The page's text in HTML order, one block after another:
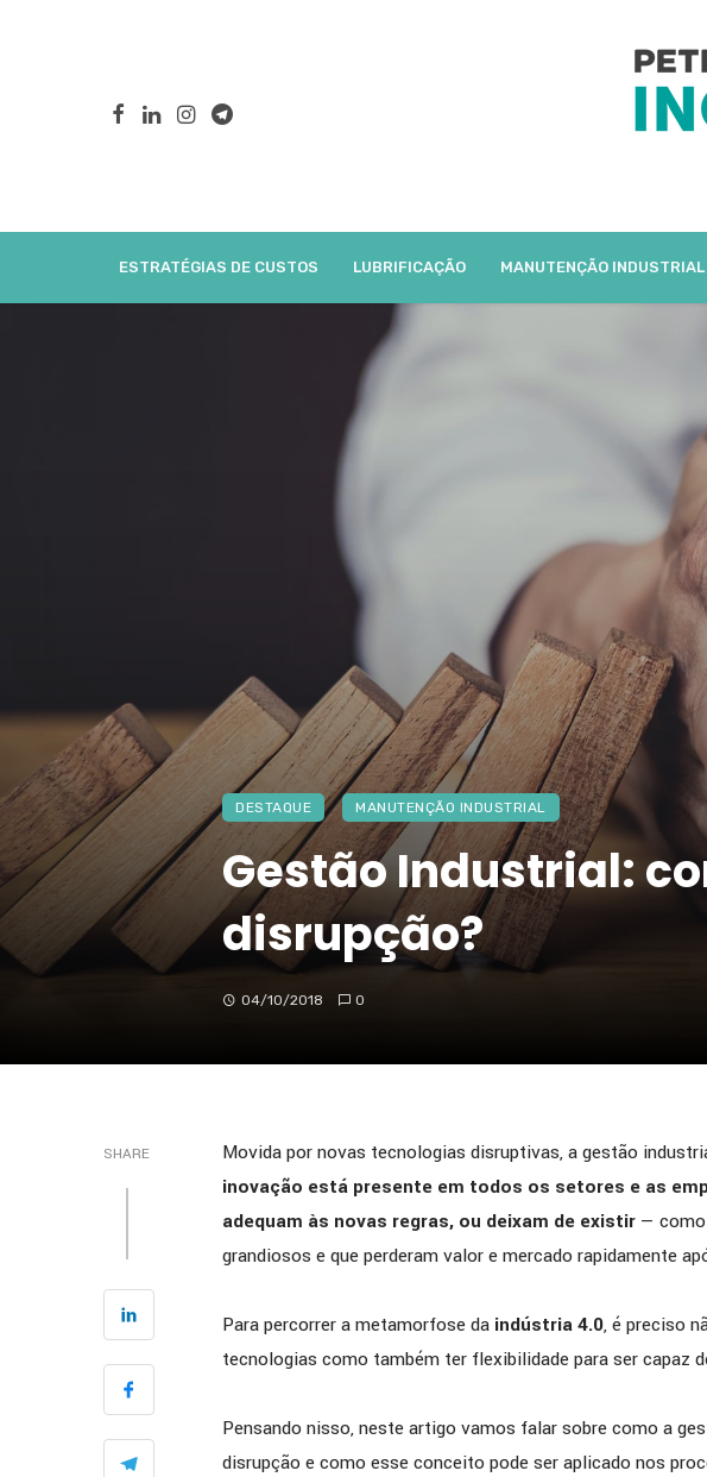
ESTRATÉGIAS DE CUSTOS LUBRIFICAÇÃO MANUTENÇÃO INDUSTRIAL
DESTAQUE MANUTENÇÃO INDUSTRIAL
Gestão Industrial:
disrupção?
04/10/2018 0
SHARE Movida por novas tecnologias disruptivas, a gestão
inovação está presente em todos os setores e as
adequam às novas regras, ou deixam de existir —
grandiosos e que perderam valor e mercado rapidamente
Para percorrer a metamorfose da indústria 4.0, é preciso
tecnologias como também ter flexibilidade para ser capaz
Pensando nisso, neste artigo vamos falar sobre como a
disrupção e como esse conceito pode ser aplicado nos